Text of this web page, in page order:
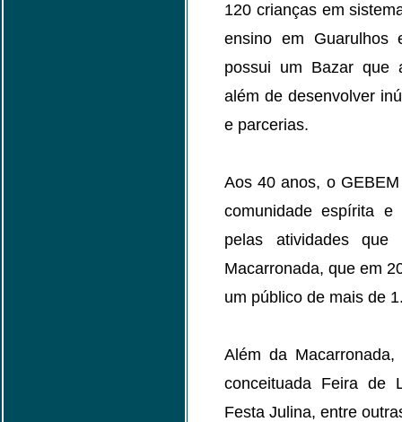
120 crianças em
ensino em Guarulhos
possui um Bazar que
além de desenvolver
e parcerias.
Aos 40 anos, o
comunidade espírita
pelas atividades
Macarronada, que em
um público de mais de
Além da
conceituada Feira de
Festa Julina, entre